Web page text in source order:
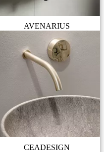
AVENARIUS
CEADESIGN